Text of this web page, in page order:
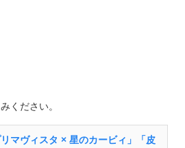
ください。
リマヴィスタ × 星のカービィ」「皮